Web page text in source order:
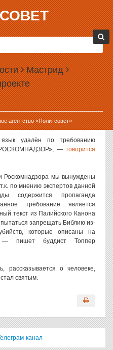
Мастрид
агентство «Политсовет»
БУДДЫ
распространять некоторые
По мнению чиновников, в
призывы к суициду.
на буддийском сайте
пришлось удалить его по
удалён по требованию
РОСКОМНАДЗОР», — говорится
Роскомнадзора мы вынуждены
по мнению экспертов данной
содержится пропаганда
требование является
текст из Палийского Канона
запрещать Библию из-
которые описаны на
— пишет буддист Топпер
рассказывается о человеке,
святым.
канал